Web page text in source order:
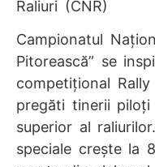
Raliuri (CNR)
Campionatul
Pitorească” se
competițional
pregăti tinerii
superior al
speciale crește la